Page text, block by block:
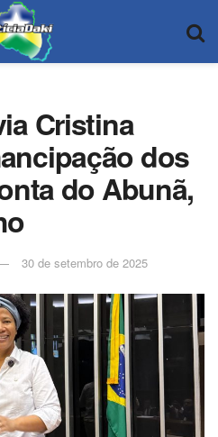
Cristina
dos
do Abunã,
30 de setembro de 2025